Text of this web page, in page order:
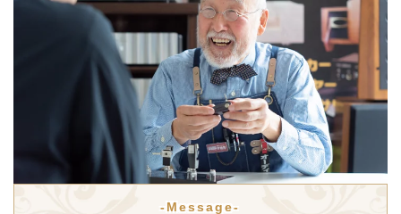
-Message-